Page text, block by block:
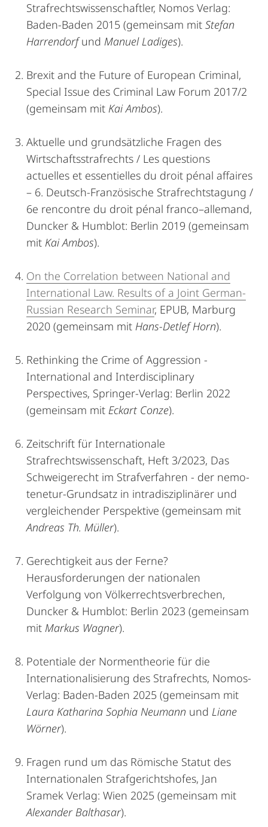
Strafrechtswissenschaftler, Nomos Verlag:
Baden-Baden 2015 (gemeinsam mit Stefan
Harrendorfund Manuel Ladiges).
Brexit and the Future of European Criminal,
Special Issue des Criminal Law Forum 2017/2
(gemeinsam mit Kai Ambos).
Aktuelle und grundsätzliche Fragen des
Wirtschaftsstrafrechts / Les questions
actuelles et essentielles du droit pénal affaires
– 6. Deutsch-Französische Strafrechtstagung /
6e rencontre du droit pénal franco–allemand,
Duncker & Humblot: Berlin 2019 (gemeinsam
mit Kai Ambos).
On the Correlation between National and
International Law. Results of a Joint German-
Russian Research Seminar, EPUB, Marburg
2020 (gemeinsam mit Hans-Detlef Horn).
Rethinking the Crime of Aggression -
International and Interdisciplinary
Perspectives, Springer-Verlag: Berlin 2022
(gemeinsam mit Eckart Conze).
Zeitschrift für Internationale
Strafrechtswissenschaft, Heft 3/2023, Das
Schweigerecht im Strafverfahren - der nemo-
tenetur-Grundsatz in intradisziplinärer und
vergleichender Perspektive (gemeinsam mit
Andreas Th. Müller).
Gerechtigkeit aus der Ferne?
Herausforderungen der nationalen
Verfolgung von Völkerrechtsverbrechen,
Duncker & Humblot: Berlin 2023 (gemeinsam
mit Markus Wagner).
Potentiale der Normentheorie für die
Internationalisierung des Strafrechts, Nomos-
Verlag: Baden-Baden 2025 (gemeinsam mit
Laura Katharina Sophia Neumann und Liane
Wörner).
Fragen rund um das Römische Statut des
Internationalen Strafgerichtshofes, Jan
Sramek Verlag: Wien 2025 (gemeinsam mit
Alexander Balthasar).